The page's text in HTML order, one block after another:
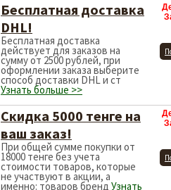
Бесплатная доставка
DHL!
Бесплатная доставка
действует для заказов на
сумму от 2500 рублей, при
оформлении заказа выберите
способ доставки DHL и ст
Узнать больше >>
Скидка 5000 тенге на
ваш заказ!
При общей сумме покупки от
18000 тенге без учета
стоимости товаров, которые
не участвуют в акции, а
именно: товаров бренд Узнать